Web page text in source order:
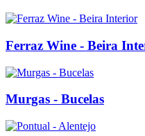
Ferraz Wine - Beira
Murgas - Bucelas